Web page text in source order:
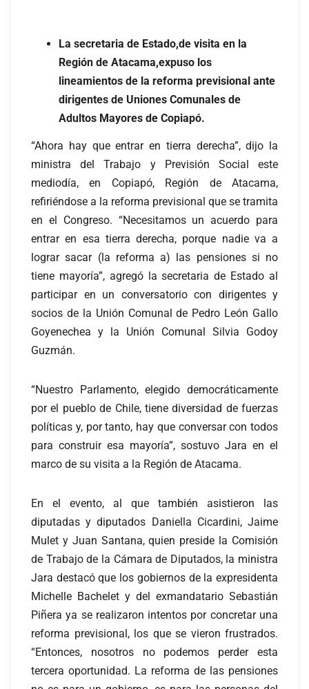
La secretaria de Estado,de visita en la
Región de Atacama,expuso los
lineamientos de la reforma previsional ante
dirigentes de Uniones Comunales de
Adultos Mayores de Copiapó.
“Ahora hay que entrar en tierra derecha”, dijo la
ministra del Trabajo y Previsión Social este
mediodía, en Copiapó, Región de Atacama,
refiriéndose a la reforma previsional que se tramita
en el Congreso. “Necesitamos un acuerdo para
entrar en esa tierra derecha, porque nadie va a
lograr sacar (la reforma a) las pensiones si no
tiene mayoría”, agregó la secretaria de Estado al
participar en un conversatorio con dirigentes y
socios de la Unión Comunal de Pedro León Gallo
Goyenechea y la Unión Comunal Silvia Godoy
Guzmán.
“Nuestro Parlamento, elegido democráticamente
por el pueblo de Chile, tiene diversidad de fuerzas
políticas y, por tanto, hay que conversar con todos
para construir esa mayoría”, sostuvo Jara en el
marco de su visita a la Región de Atacama.
En el evento, al que también asistieron las
diputadas y diputados Daniella Cicardini, Jaime
Mulet y Juan Santana, quien preside la Comisión
de Trabajo de la Cámara de Diputados, la ministra
Jara destacó que los gobiernos de la expresidenta
Michelle Bachelet y del exmandatario Sebastián
Piñera ya se realizaron intentos por concretar una
reforma previsional, los que se vieron frustrados.
“Entonces, nosotros no podemos perder esta
tercera oportunidad. La reforma de las pensiones